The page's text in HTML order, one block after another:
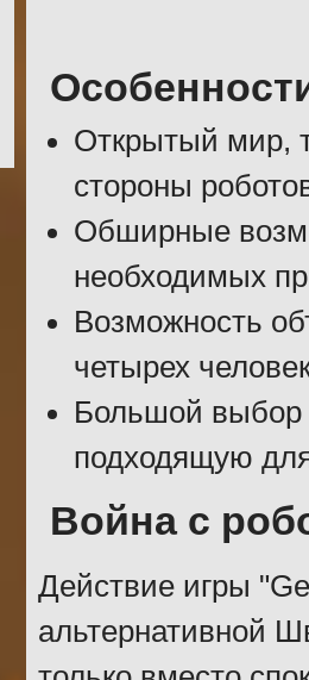
Открытый мир,
стороны
Обширные
необходимых
Возможность
четырех
Большой выбор
подходящую для
Война с
Действие игры
альтернативной